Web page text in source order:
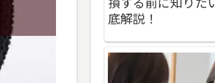
底解説！